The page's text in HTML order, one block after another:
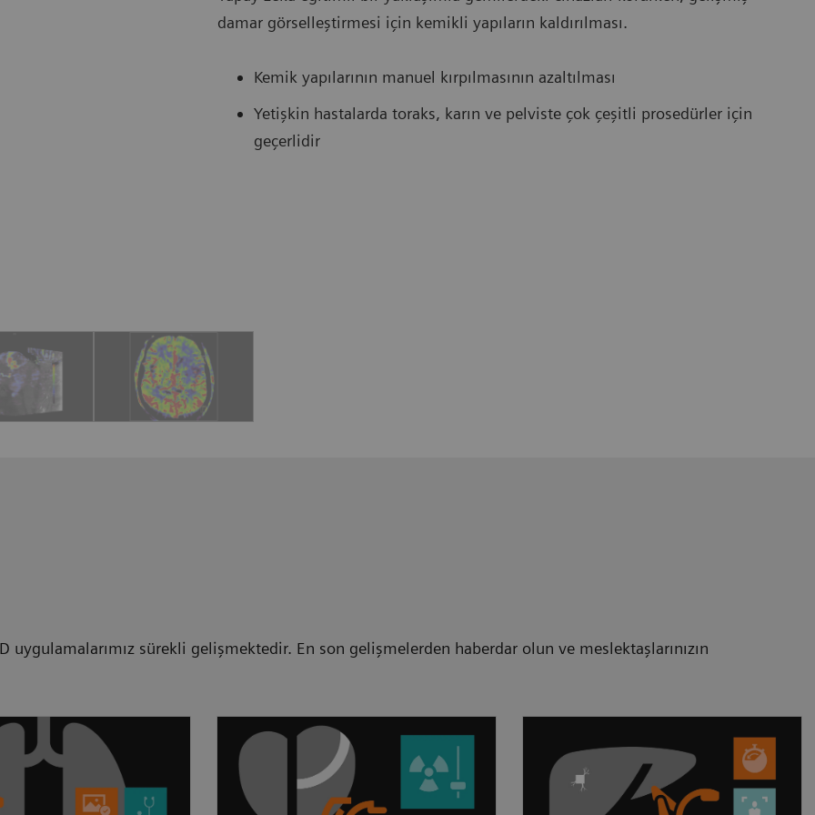
damar görselleştirmesi için kemikli yapıların kaldırılması.
Kemik yapılarının manuel kırpılmasının azaltılması
Yetişkin hastalarda toraks, karın ve pelviste çok çeşitli prosedürler için
geçerlidir
uygulamalarımız sürekli gelişmektedir. En son gelişmelerden haberdar olun ve meslektaşlarınızın